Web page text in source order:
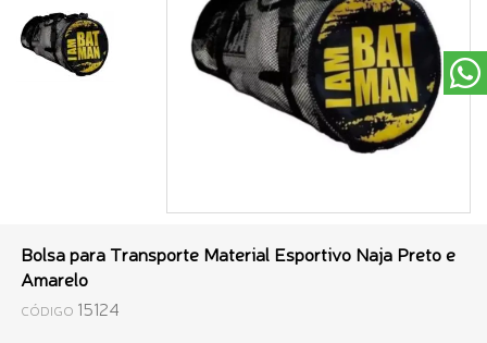
Bolsa para Transporte Material Esportivo Naja Preto e
Amarelo
CÓDIGO 15124